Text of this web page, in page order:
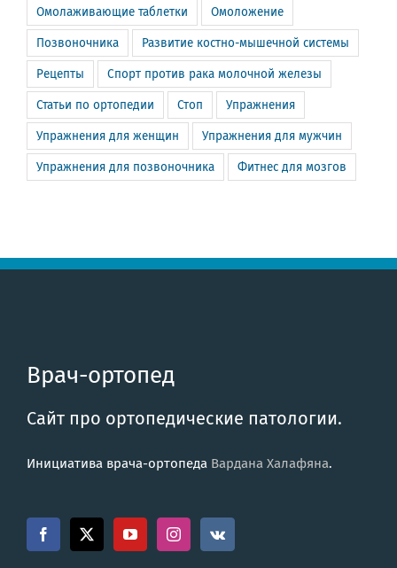
Омолаживающие таблетки Омоложение
Позвоночника Развитие костно-мышечной системы
Рецепты Спорт против рака молочной железы
Статьи по ортопедии Стоп Упражнения
Упражнения для женщин Упражнения для мужчин
Упражнения для позвоночника Фитнес для мозгов
Врач-ортопед
Сайт про ортопедические патологии.
Инициатива врача-ортопеда Вардана Халафяна.